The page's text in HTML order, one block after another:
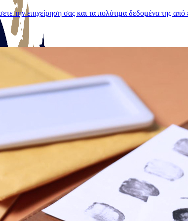
την επιχείρηση σας και τα πολύτιμα δεδομένα της από